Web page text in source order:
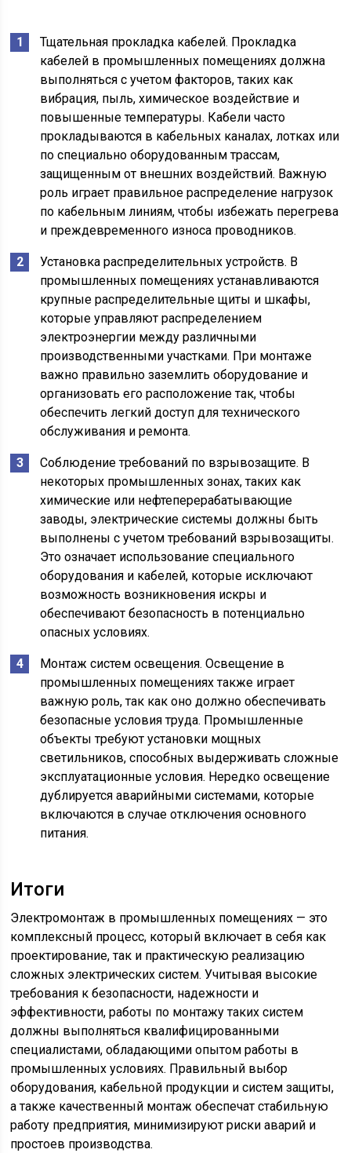
Тщательная прокладка кабелей. Прокладка
кабелей в промышленных помещениях должна
выполняться с учетом факторов, таких как
вибрация, пыль, химическое воздействие и
повышенные температуры. Кабели часто
прокладываются в кабельных каналах, лотках или
по специально оборудованным трассам,
защищенным от внешних воздействий. Важную
роль играет правильное распределение нагрузок
по кабельным линиям, чтобы избежать перегрева
и преждевременного износа проводников.
Установка распределительных устройств. В
промышленных помещениях устанавливаются
крупные распределительные щиты и шкафы,
которые управляют распределением
электроэнергии между различными
производственными участками. При монтаже
важно правильно заземлить оборудование и
организовать его расположение так, чтобы
обеспечить легкий доступ для технического
обслуживания и ремонта.
Соблюдение требований по взрывозащите. В
некоторых промышленных зонах, таких как
химические или нефтеперерабатывающие
заводы, электрические системы должны быть
выполнены с учетом требований взрывозащиты.
Это означает использование специального
оборудования и кабелей, которые исключают
возможность возникновения искры и
обеспечивают безопасность в потенциально
опасных условиях.
Монтаж систем освещения. Освещение в
промышленных помещениях также играет
важную роль, так как оно должно обеспечивать
безопасные условия труда. Промышленные
объекты требуют установки мощных
светильников, способных выдерживать сложные
эксплуатационные условия. Нередко освещение
дублируется аварийными системами, которые
включаются в случае отключения основного
питания.
Итоги
Электромонтаж в промышленных помещениях — это
комплексный процесс, который включает в себя как
проектирование, так и практическую реализацию
сложных электрических систем. Учитывая высокие
требования к безопасности, надежности и
эффективности, работы по монтажу таких систем
должны выполняться квалифицированными
специалистами, обладающими опытом работы в
промышленных условиях. Правильный выбор
оборудования, кабельной продукции и систем защиты,
а также качественный монтаж обеспечат стабильную
работу предприятия, минимизируют риски аварий и
простоев производства.